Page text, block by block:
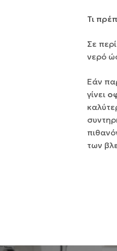
Τι
Σε
νερό
Εάν
γίνει
των